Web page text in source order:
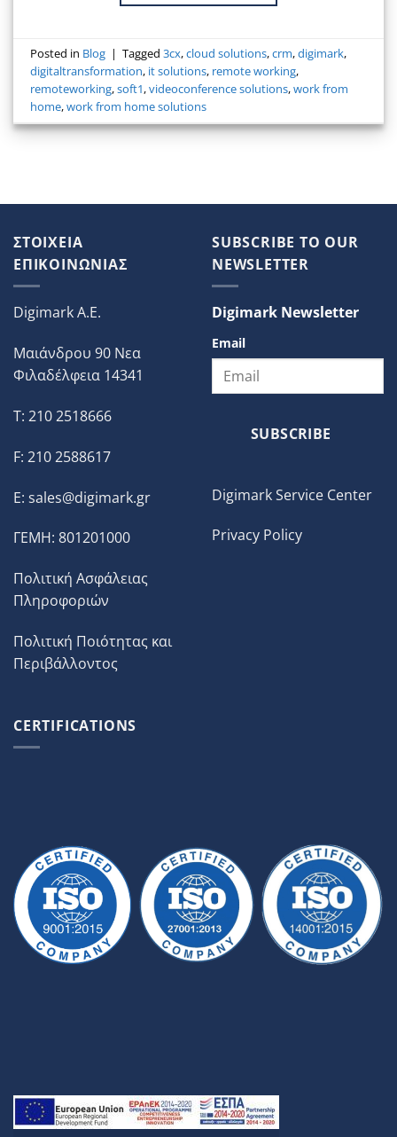
Posted in Blog | Tagged3cx,cloud solutions,crm,digimark,
digitaltransformation, it solutions, remote working,
remoteworking,soft1,videoconference solutions,work from
home,work from home solutions
ΣΤΟΙΧΕΙΑ
ΕΠΙΚΟΙΝΩΝΙΑΣ
Digimark A.E.
Μαιάνδρου 90 Νεα
Φιλαδέλφεια 14341
T: 210 2518666
F: 210 2588617
E: sales@digimark.gr
ΓΕΜΗ: 801201000
Πολιτική Ασφάλειας
Πληροφοριών
Πολιτική Ποιότητας και
Περιβάλλοντος
SUBSCRIBE TO OUR
NEWSLETTER
Digimark Newsletter
Email
SUBSCRIBE
Digimark Service Center
Privacy Policy
CERTIFICATIONS